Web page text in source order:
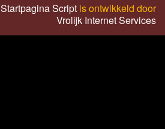
Startpagina Script is ontwikkeld door
Vrolijk Internet Services